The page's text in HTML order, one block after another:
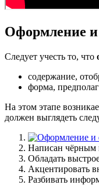
Оформление и
Следует учесть то, что
содержание,
форма,
На этом этапе
должен выглядеть
Написан чёрным
Обладать
Акцентировать
Разбивать